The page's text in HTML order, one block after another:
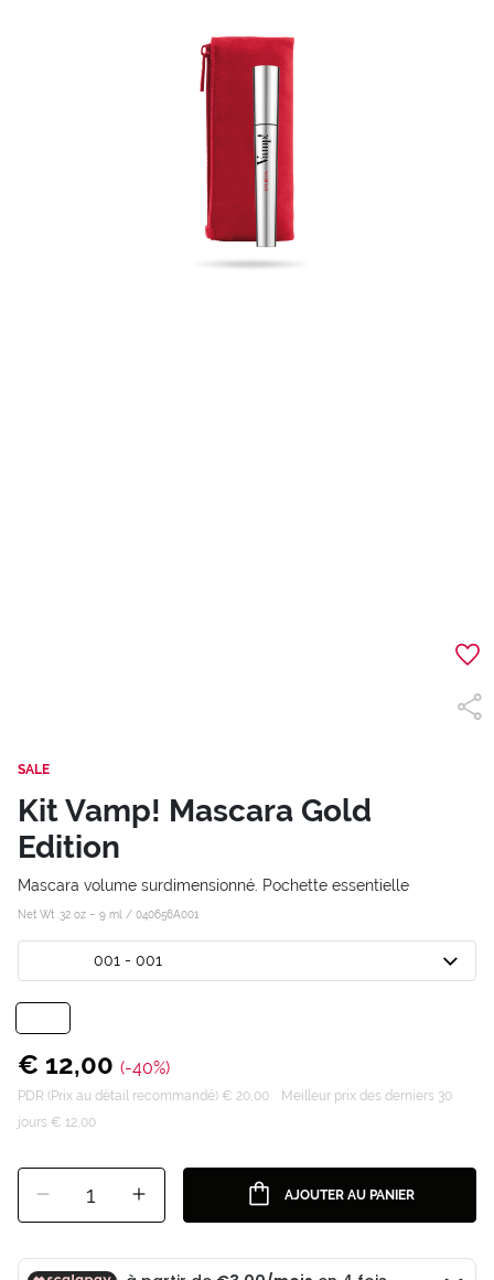
SALE
Kit Vamp! Mascara Gold
Edition
Mascara volume surdimensionné. Pochette essentielle
Net Wt .32 oz – 9 ml / 040656A001
001 - 001
€ 12,00 (-40%)
PDR (Prix au détail recommandé) € 20,00
Meilleur prix des derniers 30
jours € 12,00
1 AJOUTER AU PANIER